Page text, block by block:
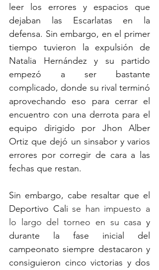
leer los errores y espacios que
dejaban las Escarlatas en la
defensa. Sin embargo, en el primer
tiempo tuvieron la expulsión de
Natalia Hernández y su partido
empezó a ser bastante
complicado, donde su rival terminó
aprovechando eso para cerrar el
encuentro con una derrota para el
equipo dirigido por Jhon Alber
Ortiz que dejó un sinsabor y varios
errores por corregir de cara a las
fechas que restan.
Sin embargo, cabe resaltar que el
Deportivo Cali se han impuesto a
lo largo del torneo en su casa y
durante la fase inicial del
campeonato siempre destacaron y
consiguieron cinco victorias y dos